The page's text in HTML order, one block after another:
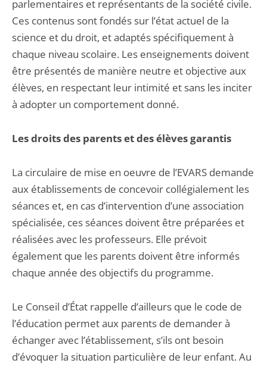
parlementaires et représentants de la société civile.
Ces contenus sont fondés sur l’état actuel de la
science et du droit, et adaptés spécifiquement à
chaque niveau scolaire. Les enseignements doivent
être présentés de manière neutre et objective aux
élèves, en respectant leur intimité et sans les inciter
à adopter un comportement donné.
Les droits des parents et des élèves garantis
La circulaire de mise en oeuvre de l’EVARS demande
aux établissements de concevoir collégialement les
séances et, en cas d’intervention d’une association
spécialisée, ces séances doivent être préparées et
réalisées avec les professeurs. Elle prévoit
également que les parents doivent être informés
chaque année des objectifs du programme.
Le Conseil d’État rappelle d’ailleurs que le code de
l’éducation permet aux parents de demander à
échanger avec l’établissement, s’ils ont besoin
d’évoquer la situation particulière de leur enfant. Au